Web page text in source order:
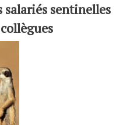
salariés sentinelles